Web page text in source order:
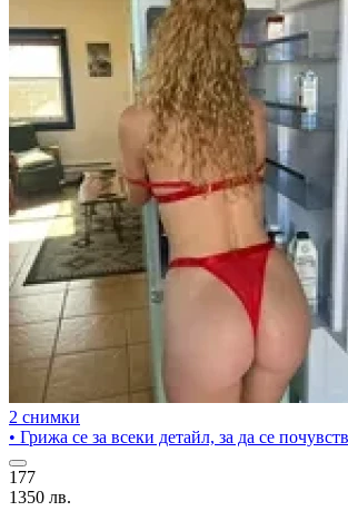
2 снимки
• Грижа се за всеки детайл, за да се
177
1350 лв.